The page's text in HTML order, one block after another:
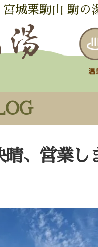
城栗駒山 駒の
晴、営業し